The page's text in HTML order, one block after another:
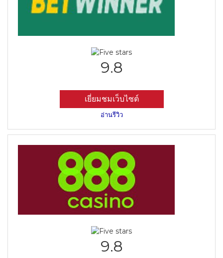
9.8
เยี่ยมชมเว็บไซต์
อ่านรีวิว
9.8